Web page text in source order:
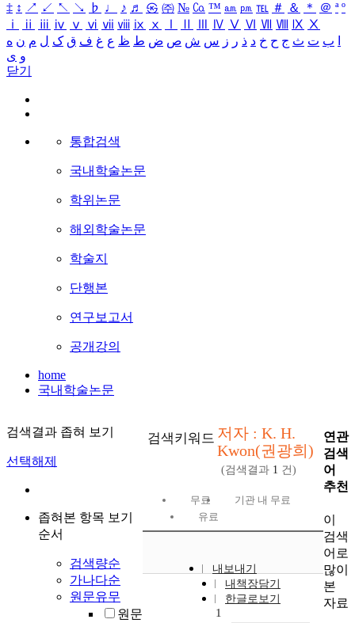
‡ ↕ ↗ ↙ ↖ ↘ ♭ ♩ ♪ ♬ ㉿ ㈜ № ㏇ ™ ㏂ ㏘ ℡ ＃ ＆ ＊ ＠ ª º
ⅰ
ⅱ ⅲ ⅳ ⅴ ⅵ ⅶ ⅷ ⅸ ⅹ Ⅳ Ⅴ Ⅵ Ⅶ Ⅷ Ⅸ Ⅹ
ب ت ث ج ح خ د ذ ر ز س ش ص ض ط ظ ع غ ف ق ک ل م ن ه
و ی
닫기
통합검색
국내학술논문
학위논문
해외학술논문
학술지
단행본
연구보고서
공개강의
home
국내학술논문
검색결과 좁혀 보기
선택해제
좁혀본 항목 보기
순서
검색량순
가나다순
원문유무
원문
검색키워드 저자 : K. H.
Kwon(권광희)
(검색결과 1 건)
무료
기관 내 무료
유료
내보내기
내책장담기
한글로보기
1
연관
검색
어
추천
이
검색
어로
많이
본
자료